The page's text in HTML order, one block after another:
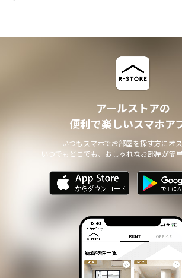
アールストアの
便利で楽しいスマホア
いつもスマホでお部屋を探す方にオス
いつでもどこでも、おしゃれなお部屋が簡単